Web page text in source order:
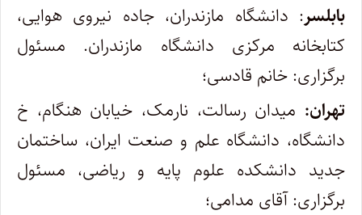
بابلسر: دانشگاه مازندران، جاده نیروی هوایی،
کتابخانه مرکزی دانشگاه مازندران. مسئول
برگزاری: خانم قادسی؛
تهران: میدان رسالت، نارمک، خیابان هنگام، خ
دانشگاه، دانشگاه علم و صنعت ایران، ساختمان
جدید دانشکده علوم پایه و ریاضی، مسئول
برگزاری: آقای مدامی؛